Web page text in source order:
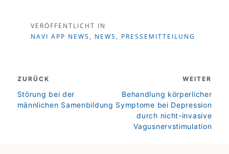
VERÖFFENTLICHT IN
NAVI APP NEWS , NEWS , PRESSEMITTEILUNG
ZURÜCK
zurück
Störung bei der
männlichen Samenbildung
WEITER
weiter
Behandlung körperlicher
Symptome bei Depression
durch nicht-invasive
Vagusnervstimulation